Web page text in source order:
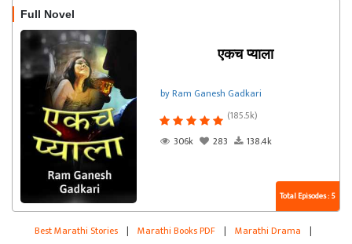
Full Novel
एकच प्याला
by Ram Ganesh Gadkari
(185.5k)
306k
283 138.4k
Total Episodes : 5
Best Marathi Stories | Marathi Books PDF | Marathi Drama |